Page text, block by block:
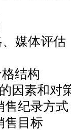
体评估
结构
素和对
纪录方式
目标